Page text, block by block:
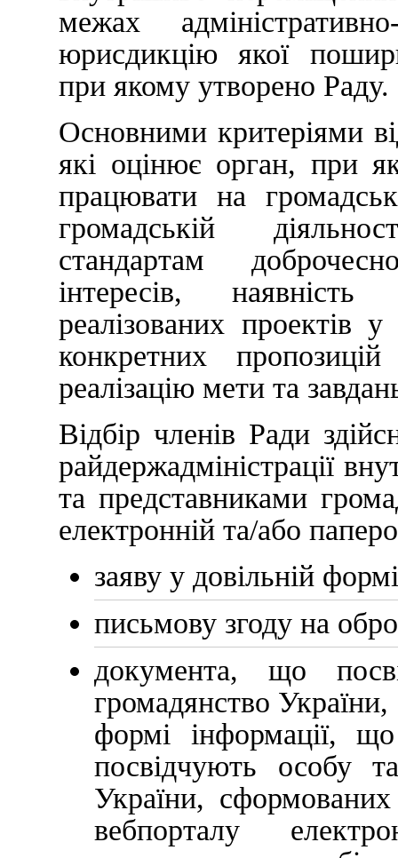
межах
юрисдикцію якої
при якому утворено Раду.
Основними критеріями
які оцінює орган, при
працювати на
громадській
стандартам
інтересів,
реалізованих проектів
конкретних
реалізацію мети та
Відбір членів Ради
райдержадміністрації
та представниками
електронній та/або
заяву у довільній
письмову згоду на
документа, що
громадянство
формі інформації,
посвідчують особу
України,
вебпорталу